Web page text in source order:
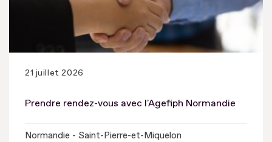
21 juillet 2026
Prendre rendez-vous avec l'Agefiph Normandie
Normandie - Saint-Pierre-et-Miquelon